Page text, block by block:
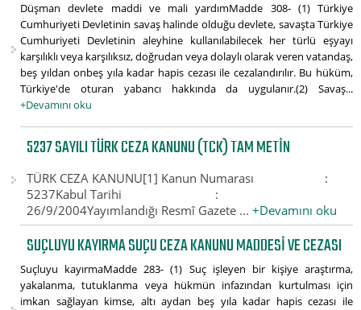
Düşman devlete maddi ve mali yardımMadde 308- (1) Türkiye
Cumhuriyeti Devletinin savaş halinde olduğu devlete, savaşta Türkiye
Cumhuriyeti Devletinin aleyhine kullanılabilecek her türlü eşyayı
karşılıklı veya karşılıksız, doğrudan veya dolaylı olarak veren vatandaş,
beş yıldan onbeş yıla kadar hapis cezası ile cezalandırılır. Bu hüküm,
Türkiye'de oturan yabancı hakkında da uygulanır.(2) Savaş...
+Devamını oku
5237 SAYILI TÜRK CEZA KANUNU (TCK) TAM METIN
TÜRK CEZA KANUNU[1] Kanun Numarası :
5237Kabul Tarihi :
26/9/2004Yayımlandığı Resmî Gazete ...+Devamını oku
SUÇLUYU KAYIRMA SUÇU CEZA KANUNU MADDESI VE CEZASI
Suçluyu kayırmaMadde 283- (1) Suç işleyen bir kişiye araştırma,
yakalanma, tutuklanma veya hükmün infazından kurtulması için
imkan sağlayan kimse, altı aydan beş yıla kadar hapis cezası ile